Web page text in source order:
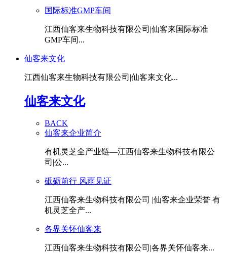
国际标准GMP车间
江西仙客来生物科技有限公司|仙客来国际标准
GMP车间...
仙客来文化
江西仙客来生物科技有限公司|仙客来文化...
仙客来文化
BACK
仙客来企业简介
有机灵芝全产业链—江西仙客来生物科技有限公
司|公...
砥砺前行 风雨见证
江西仙客来生物科技有限公司 |仙客来企业荣誉 有
机灵芝全产...
各界关怀仙客来
江西仙客来生物科技有限公司|各界关怀仙客来...